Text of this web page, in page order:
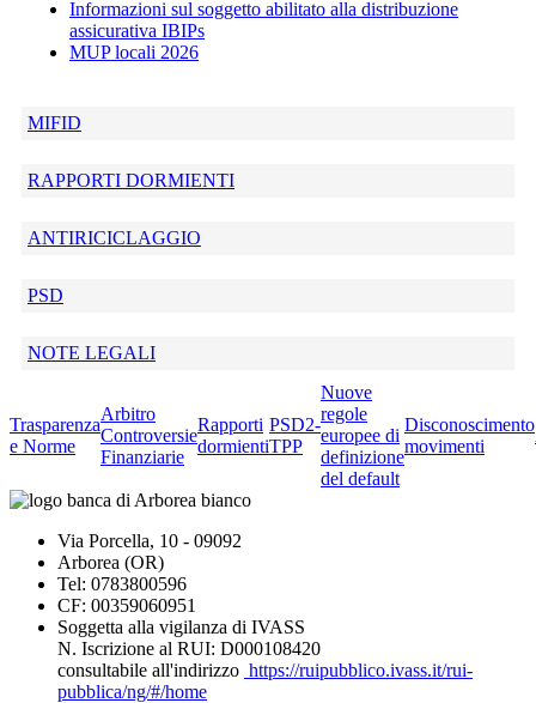
Informazioni sul soggetto abilitato alla distribuzione
assicurativa IBIPs
MUP locali 2026
MIFID
RAPPORTI DORMIENTI
ANTIRICICLAGGIO
PSD
NOTE LEGALI
Trasparenza
e Norme
Arbitro
Controversie
Finanziarie
Rapporti
dormienti
PSD2-
TPP
Nuove
regole
europee di
definizione
del default
Disconoscimento
movimenti
Via Porcella, 10 - 09092
Arborea (OR)
Tel: 0783800596
CF: 00359060951
Soggetta alla vigilanza di IVASS
N. Iscrizione al RUI: D000108420
consultabile all'indirizzo https://ruipubblico.ivass.it/rui-
pubblica/ng/#/home